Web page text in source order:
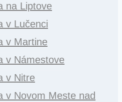
na Liptove
v Lučenci
v Martine
v Námestove
v Nitre
v Novom Meste nad